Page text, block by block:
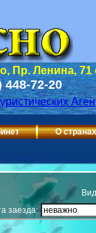
Пр. Ленина,
448-72-20
О
заезда: